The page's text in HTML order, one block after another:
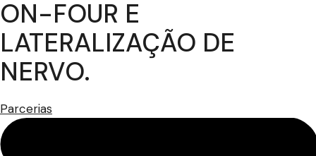
ON-FOUR E
LATERALIZAÇÃO DE
NERVO.
Parcerias